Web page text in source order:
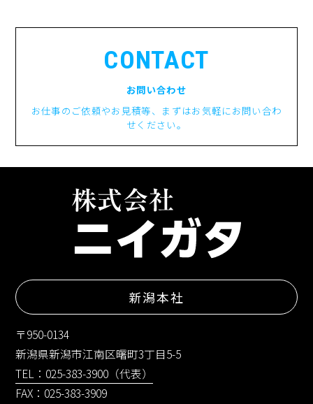
CONTACT
お問い合わせ
お仕事のご依頼やお見積等、まずはお気軽にお問い合わ
せください。
新潟本社
〒950-0134
新潟県新潟市江南区曙町3丁目5-5
TEL：025-383-3900（代表）
FAX：025-383-3909